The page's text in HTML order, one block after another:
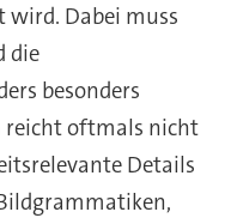
wird. Dabei muss
die
besonders
reicht oftmals nicht
Details